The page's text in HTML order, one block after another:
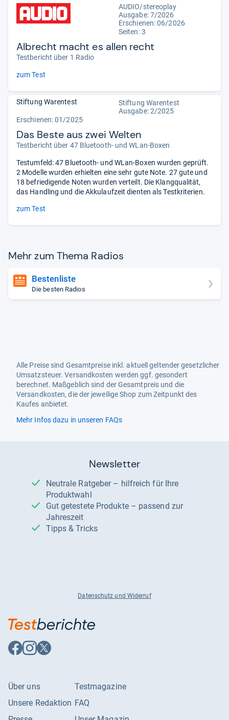
AUDIO/stereoplay
Ausgabe: 7/2026
Erschienen:06/2026
Seiten: 3
Albrecht macht es allen recht
Testbericht über 1 Radio
zum Test
Stiftung Warentest
Stiftung Warentest
Ausgabe: 2/2025
Erschienen: 01/2025
Das Beste aus zwei Welten
Testbericht über 47 Bluetooth- und WLan-Boxen
Testumfeld: 47 Bluetooth- und WLan-Boxen wurden geprüft.
2 Modelle wurden erhielten eine sehr gute Note. 27 gute und
18 befriedigende Noten wurden verteilt. Die Klangqualität,
das Handling und die Akkulaufzeit dienten als Testkriterien.
zum Test
Mehr zum Thema Radios
Bestenliste
Die besten Radios
Alle Preise sind Gesamtpreise inkl. aktuell geltender gesetzlicher
Umsatzsteuer. Versandkosten werden ggf. gesondert
berechnet. Maßgeblich sind der Gesamtpreis und die
Versandkosten, die der jeweilige Shop zum Zeitpunkt des
Kaufes anbietet.
Mehr Infos dazu in unseren FAQs
Newsletter
Neutrale Ratgeber – hilfreich für Ihre
Produktwahl
Gut getestete Produkte – passend zur
Jahreszeit
Tipps & Tricks
Datenschutz und Widerruf
Auf
Facebook
Auf
Instagram
Auf
X
Über uns
Unsere Redaktion
Testmagazine
FAQ